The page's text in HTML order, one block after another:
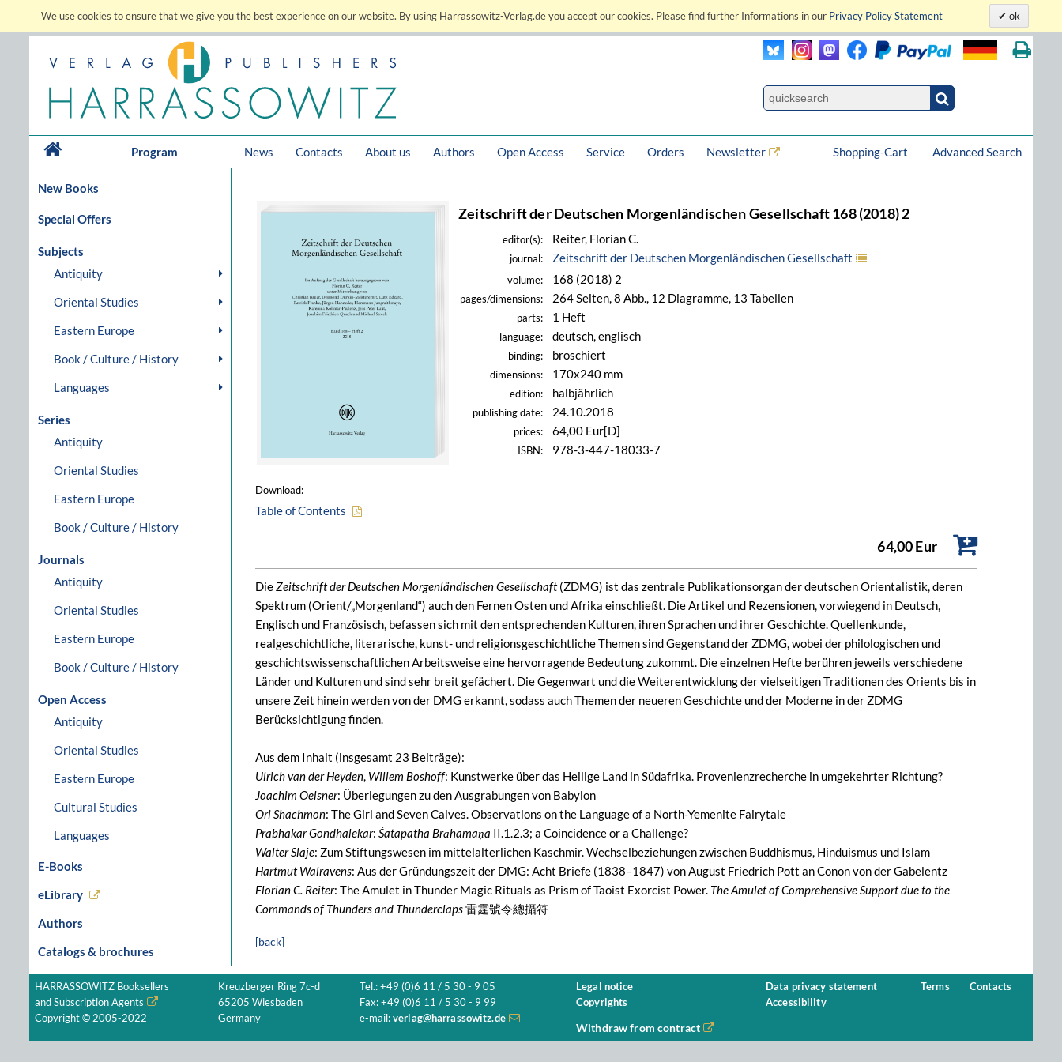
We use cookies to ensure that we give you the best experience on our website. By using Harrassowitz-Verlag.de you accept our cookies. Please find further Informations in our Privacy Policy Statement ok
Program News Contacts About us Authors Open Access Service Orders Newsletter Advanced Search
Shopping-Cart
New Books
Special Offers
Subjects
Antiquity
Oriental Studies
Eastern Europe
Book / Culture / History
Languages
Series
Antiquity
Oriental Studies
Eastern Europe
Book / Culture / History
Journals
Antiquity
Oriental Studies
Eastern Europe
Book / Culture / History
Open Access
Antiquity
Oriental Studies
Eastern Europe
Cultural Studies
Languages
E-Books
eLibrary
Authors
Catalogs & brochures
Zeitschrift der Deutschen Morgenländischen Gesellschaft 168 (2018) 2
editor(s): Reiter, Florian C.
journal: Zeitschrift der Deutschen Morgenländischen Gesellschaft
volume: 168 (2018) 2
pages/dimensions: 264 Seiten, 8 Abb., 12 Diagramme, 13 Tabellen
parts: 1 Heft
language: deutsch, englisch
binding: broschiert
dimensions: 170x240 mm
edition: halbjährlich
publishing date: 24.10.2018
prices: 64,00 Eur[D]
ISBN: 978-3-447-18033-7
Download:
Table of Contents
64,00 Eur
DieZeitschrift der Deutschen Morgenländischen Gesellschaft(ZDMG) ist das zentrale Publikationsorgan der deutschen Orientalistik, deren
Spektrum (Orient/„Morgenland“) auch den Fernen Osten und Afrika einschließt. Die Artikel und Rezensionen, vorwiegend in Deutsch,
Englisch und Französisch, befassen sich mit den entsprechenden Kulturen, ihren Sprachen und ihrer Geschichte. Quellenkunde,
realgeschichtliche, literarische, kunst- und religionsgeschichtliche Themen sind Gegenstand der ZDMG, wobei der philologischen und
geschichtswissenschaftlichen Arbeitsweise eine hervorragende Bedeutung zukommt. Die einzelnen Hefte berühren jeweils verschiedene
Länder und Kulturen und sind sehr breit gefächert. Die Gegenwart und die Weiterentwicklung der vielseitigen Traditionen des Orients bis in
unsere Zeit hinein werden von der DMG erkannt, sodass auch Themen der neueren Geschichte und der Moderne in der ZDMG
Berücksichtigung finden.
Aus dem Inhalt (insgesamt 23 Beiträge):
Ulrich van der Heyden, Willem Boshoff: Kunstwerke über das Heilige Land in Südafrika. Provenienzrecherche in umgekehrter Richtung?
Joachim Oelsner: Überlegungen zu den Ausgrabungen von Babylon
Ori Shachmon: The Girl and Seven Calves. Observations on the Language of a North-Yemenite Fairytale
Prabhakar Gondhalekar: Śatapatha Brāhamaṇa II.1.2.3; a Coincidence or a Challenge?
Walter Slaje: Zum Stiftungswesen im mittelalterlichen Kaschmir. Wechselbeziehungen zwischen Buddhismus, Hinduismus und Islam
Hartmut Walravens: Aus der Gründungszeit der DMG: Acht Briefe (1838–1847) von August Friedrich Pott an Conon von der Gabelentz
Florian C. Reiter: The Amulet in Thunder Magic Rituals as Prism of Taoist Exorcist Power. The Amulet of Comprehensive Support due to the
Commands of Thunders and Thunderclaps雷霆號令總攝符
[back]
HARRASSOWITZ Booksellers
and Subscription Agents
Copyright © 2005-2022
Kreuzberger Ring 7c-d
65205 Wiesbaden
Germany
Tel.: +49 (0)6 11 / 5 30 - 9 05
Fax: +49 (0)6 11 / 5 30 - 9 99
e-mail: verlag@harrassowitz.de
Legal notice
Copyrights
Data privacy statement
Accessibility
Terms Contacts
Withdraw from contract